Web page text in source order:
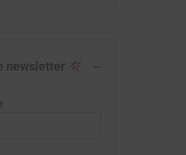
newsletter